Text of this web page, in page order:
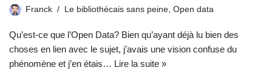
Franck Le bibliothécais sans peine Open data
Qu’est-ce que l’Open Data? Bien qu’ayant déjà lu bien des
choses en lien avec le sujet, j’avais une vision confuse du
phénomène et j’en étais… Lire la suite »